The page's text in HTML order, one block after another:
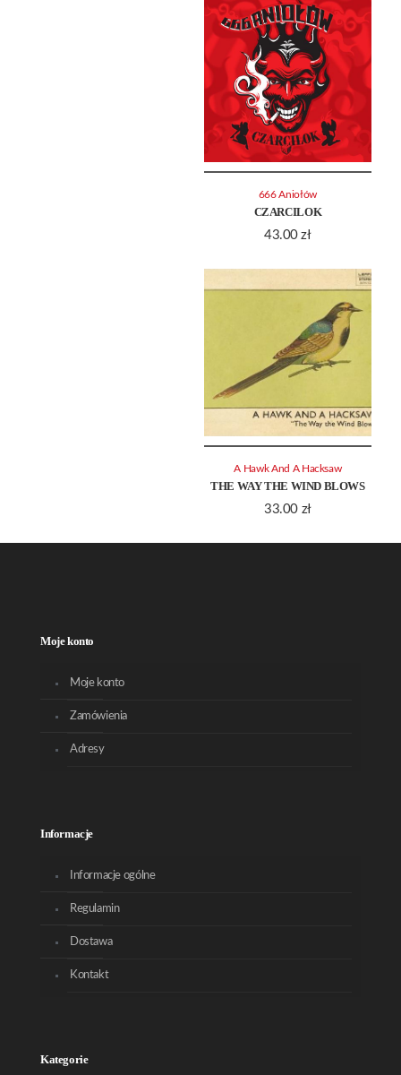
CZARCILOK
43.00zł
666 Aniołów
THE WAY THE WIND BLOWS
33.00 zł
A Hawk And A Hacksaw
Moje konto
Moje konto
Zamówienia
Adresy
Informacje
Informacje ogólne
Regulamin
Dostawa
Kontakt
Kategorie